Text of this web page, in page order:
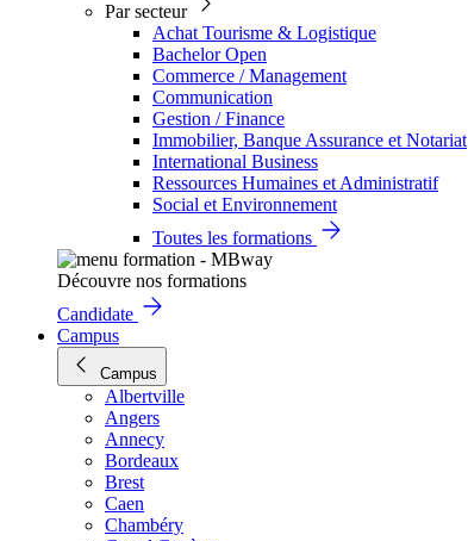
Par secteur
Achat Tourisme & Logistique
Bachelor Open
Commerce / Management
Communication
Gestion / Finance
Immobilier, Banque Assurance et Notariat
International Business
Ressources Humaines et Administratif
Social et Environnement
Toutes les formations
Découvre nos formations
Candidate
Campus
Campus
Albertville
Angers
Annecy
Bordeaux
Brest
Caen
Chambéry